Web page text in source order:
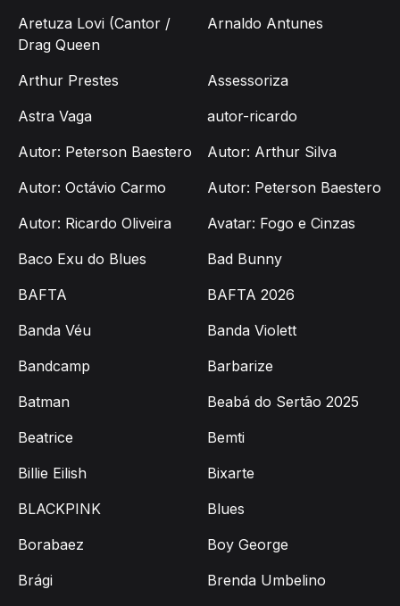
Aretuza Lovi (Cantor /
Drag Queen
Arnaldo Antunes
Arthur Prestes
Assessoriza
Astra Vaga
autor-ricardo
Autor: Peterson Baestero
Autor: Arthur Silva
Autor: Octávio Carmo
Autor: Peterson Baestero
Autor: Ricardo Oliveira
Avatar: Fogo e Cinzas
Baco Exu do Blues
Bad Bunny
BAFTA
BAFTA 2026
Banda Véu
Banda Violett
Bandcamp
Barbarize
Batman
Beabá do Sertão 2025
Beatrice
Bemti
Billie Eilish
Bixarte
BLACKPINK
Blues
Borabaez
Boy George
Brági
Brenda Umbelino